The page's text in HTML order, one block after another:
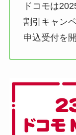
ドコモは
割引キャン
申込受付を